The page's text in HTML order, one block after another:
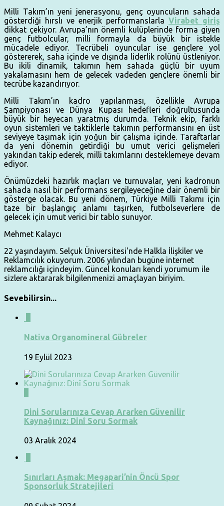
Milli Takım’ın yeni jenerasyonu, genç oyuncuların sahada
gösterdiği hırslı ve enerjik performanslarla Virabet giriş
dikkat çekiyor. Avrupa’nın önemli kulüplerinde forma giyen
genç futbolcular, milli formayla da büyük bir istekle
mücadele ediyor. Tecrübeli oyuncular ise gençlere yol
göstererek, saha içinde ve dışında liderlik rolünü üstleniyor.
Bu ikili dinamik, takımın hem sahada güçlü bir uyum
yakalamasını hem de gelecek vadeden gençlere önemli bir
tecrübe kazandırıyor.
Milli Takım’ın kadro yapılanması, özellikle Avrupa
Şampiyonası ve Dünya Kupası hedefleri doğrultusunda
büyük bir heyecan yaratmış durumda. Teknik ekip, farklı
oyun sistemleri ve taktiklerle takımın performansını en üst
seviyeye taşımak için yoğun bir çalışma içinde. Taraftarlar
da yeni dönemin getirdiği bu umut verici gelişmeleri
yakından takip ederek, milli takımlarını desteklemeye devam
ediyor.
Önümüzdeki hazırlık maçları ve turnuvalar, yeni kadronun
sahada nasıl bir performans sergileyeceğine dair önemli bir
gösterge olacak. Bu yeni dönem, Türkiye Milli Takımı için
taze bir başlangıç anlamı taşırken, futbolseverlere de
gelecek için umut verici bir tablo sunuyor.
Mehmet Kalaycı
22 yaşındayım. Selçuk Üniversitesi'nde Halkla İlişkiler ve
Reklamcılık okuyorum. 2006 yılından bugüne internet
reklamcılığı içindeyim. Güncel konuları kendi yorumum ile
sizlere aktararak bilgilenmenizi amaçlayan biriyim.
Sevebilirsin...
Nativa Organomineral Gübreler
19 Eylül 2023
Dini Sorularınıza Cevap Ararken Güvenilir
Kaynağınız: Dinî Soru Sormak
03 Aralık 2024
Sınırları Aşmak: Megapari’nin Öncü Spor
Sponsorluk Stratejileri